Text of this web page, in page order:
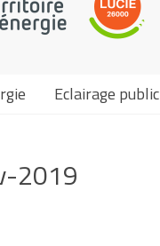
Eclairage public
2019